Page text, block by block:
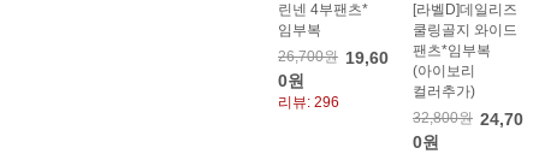
린넨 4부팬츠*
임부복
26,700원 19,60
0원
리뷰: 296
[라벨D]데일리즈
쿨링골지 와이드
팬츠*임부복
(아이보리
컬러추가)
32,800원 24,70
0원